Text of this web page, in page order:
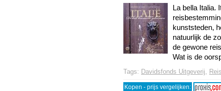
La bella Italia.
kunststeden,
natuurlijk de
de gewone
Wat is de
Tags: Davidsfonds Uitgeverij,
Kopen - prijs vergelijken: